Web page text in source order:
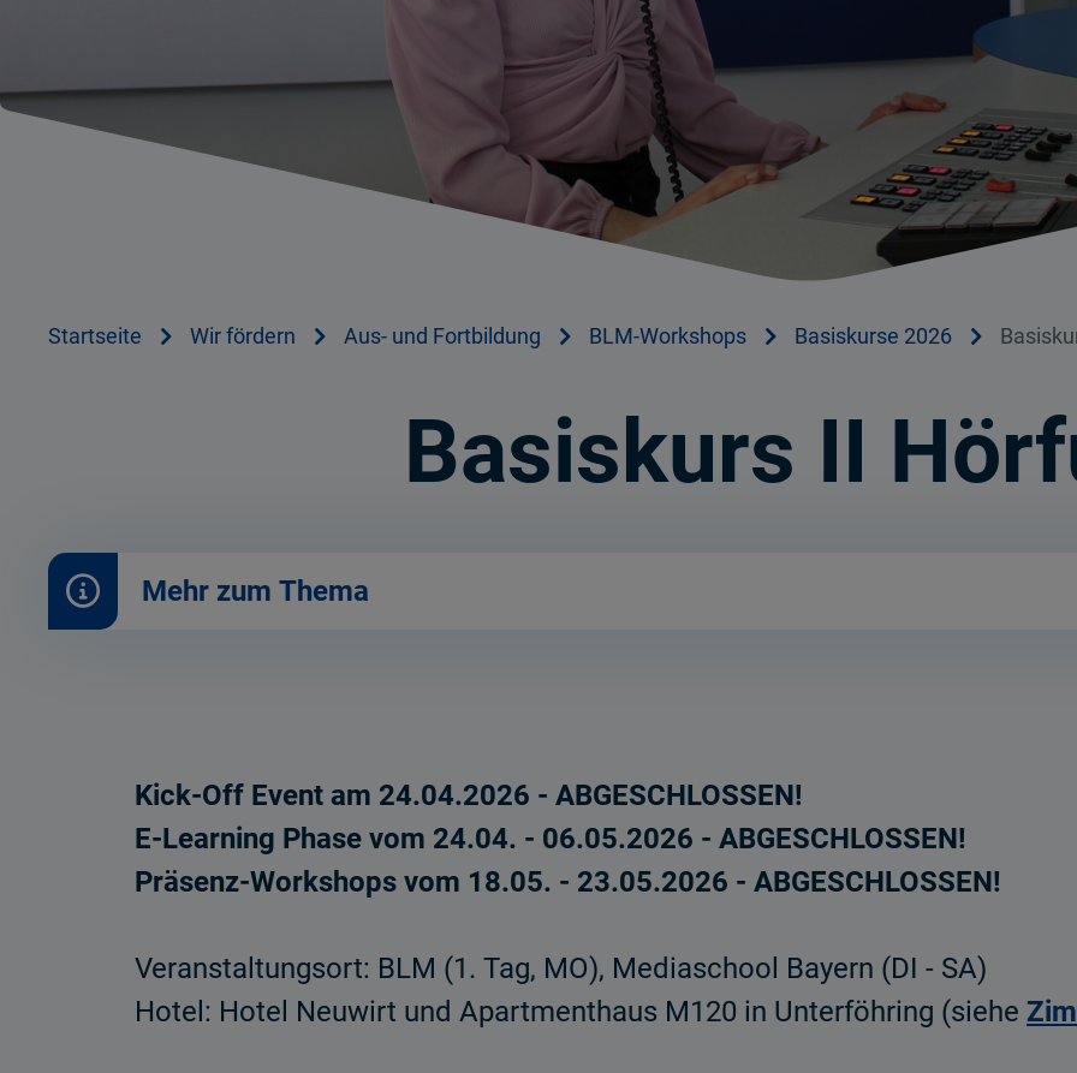
Startseite Wir fördern Aus- und Fortbildung BLM-Workshops Basiskurse 2026
Basiskurs II
Mehr zum Thema
Kick-Off Event am 24.04.2026 - ABGESCHLOSSEN!
E-Learning Phase vom 24.04. - 06.05.2026 - ABGESCHLOSSEN!
Präsenz-Workshops vom 18.05. - 23.05.2026 - ABGESCHLOSSEN!
Veranstaltungsort: BLM (1. Tag, MO), Mediaschool Bayern (DI - SA)
Hotel: Hotel Neuwirt und Apartmenthaus M120 in Unterföhring (siehe